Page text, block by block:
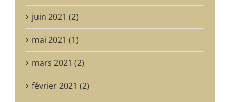
juin 2021 (2)
mai 2021 (1)
mars 2021 (2)
février 2021 (2)